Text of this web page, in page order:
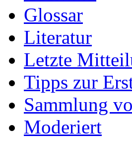
Glossar
Literatur
Letzte
Tipps zur
Sammlung
Moderiert